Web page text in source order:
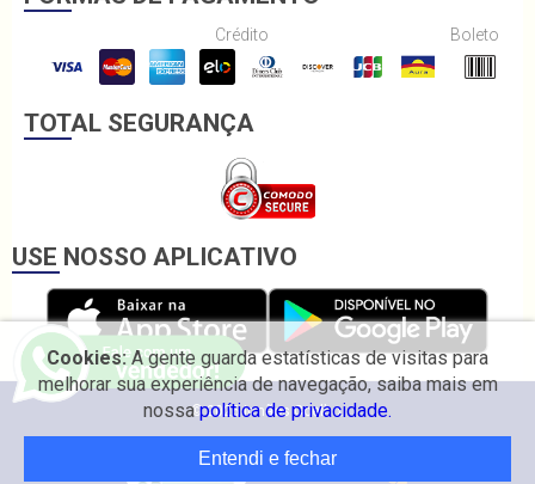
Crédito Boleto
TOTAL SEGURANÇA
USE NOSSO APLICATIVO
Cookies:A gente guarda estatísticas de visitas para
melhorar sua experiência de navegação, saiba mais em
nossapolítica de privacidade.
Entendi e fechar
© 2026 Irmãos Coelho.
Desenvolvido por